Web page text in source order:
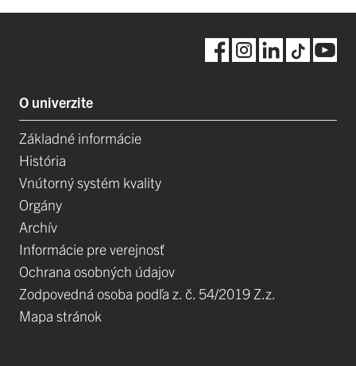
O univerzite
Základné informácie
História
Vnútorný systém kvality
Orgány
Archív
Informácie pre verejnosť
Ochrana osobných údajov
Zodpovedná osoba podľa z. č. 54/2019 Z.z.
Mapa stránok